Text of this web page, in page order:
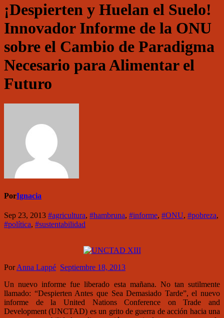
¡Despierten y Huelan el Suelo!
Innovador Informe de la ONU
sobre el Cambio de Paradigma
Necesario para Alimentar el
Futuro
PorIgnacia
Sep 23, 2013 #agricultura, #hambruna, #informe, #ONU, #pobreza,
#política, #sustentabilidad
PorAnna Lappé Septiembre 18, 2013
Un nuevo informe fue liberado esta mañana. No tan sutilmente
llamado: “Despierten Antes que Sea Demasiado Tarde”, el nuevo
informe de la United Nations Conference on Trade and
Development (UNCTAD) es un grito de guerra de acción hacia una